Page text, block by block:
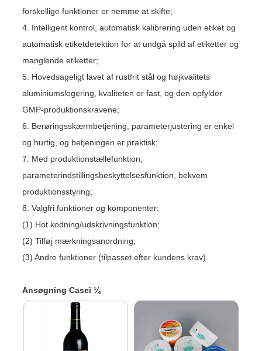
forskellige funktioner er nemme at skifte;
4. Intelligent kontrol, automatisk kalibrering uden etiket og
automatisk etiketdetektion for at undgå spild af etiketter og
manglende etiketter;
5. Hovedsageligt lavet af rustfrit stål og højkvalitets
aluminiumslegering, kvaliteten er fast, og den opfylder
GMP-produktionskravene;
6. Berøringsskærmbetjening, parameterjustering er enkel
og hurtig, og betjeningen er praktisk;
7. Med produktionstællefunktion,
parameterindstillingsbeskyttelsesfunktion, bekvem
produktionsstyring;
8. Valgfri funktioner og komponenter:
(1) Hot kodning/udskrivningsfunktion;
(2) Tilføj mærkningsanordning;
(3) Andre funktioner (tilpasset efter kundens krav).
Ansøgning Caseï ¼